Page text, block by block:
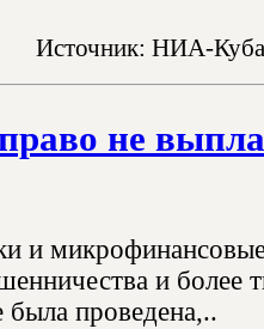
Источник: НИА-
не
и
и более
была проведена,..